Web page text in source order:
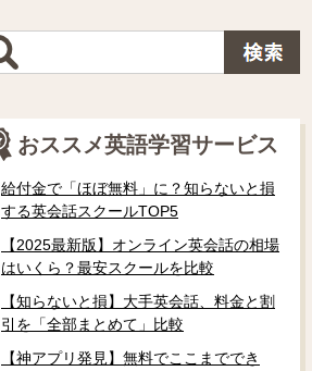
おススメ英語学習サービス
給付金で「ほぼ無料」に？知らないと損
する英会話スクールTOP5
【2025最新版】オンライン英会話の相場
はいくら？最安スクールを比較
【知らないと損】大手英会話、料金と割
引を「全部まとめて」比較
【神アプリ発見】無料でここまででき